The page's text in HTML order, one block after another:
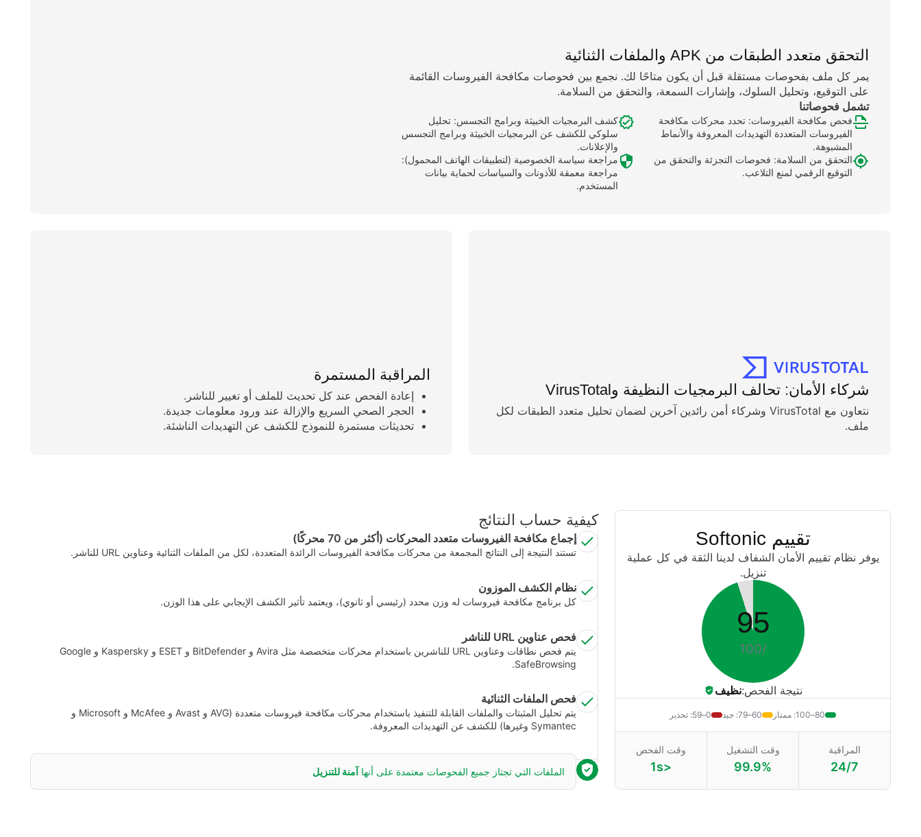
التحقق متعدد الطبقات من APK والملفات الثنائية
يمر كل ملف بفحوصات مستقلة قبل أن يكون متاحًا لك. نجمع بين فحوصات مكافحة الفيروسات القائمة
على التوقيع، وتحليل السلوك، وإشارات السمعة، والتحقق من السلامة.
تشمل فحوصاتنا
فحص مكافحة الفيروسات: تحدد محركات مكافحة
الفيروسات المتعددة التهديدات المعروفة والأنماط
المشبوهة.
كشف البرمجيات الخبيثة وبرامج التجسس: تحليل
سلوكي للكشف عن البرمجيات الخبيثة وبرامج التجسس
والإعلانات.
التحقق من السلامة: فحوصات التجزئة والتحقق من
التوقيع الرقمي لمنع التلاعب.
مراجعة سياسة الخصوصية (لتطبيقات الهاتف المحمول):
مراجعة معمقة للأذونات والسياسات لحماية بيانات
المستخدم.
شركاء الأمان: تحالف البرمجيات النظيفة وVirusTotal
نتعاون مع VirusTotal وشركاء أمن رائدين آخرين لضمان تحليل متعدد الطبقات لكل
ملف.
المراقبة المستمرة
إعادة الفحص عند كل تحديث للملف أو تغيير للناشر.
الحجر الصحي السريع والإزالة عند ورود معلومات جديدة.
تحديثات مستمرة للنموذج للكشف عن التهديدات الناشئة.
تقييم Softonic
يوفر نظام تقييم الأمان الشفاف لدينا الثقة في كل عملية
تنزيل.
95
/100
نتيجة الفحص:نظيف
80–100: ممتاز 60–79: جيد 0–59: تحذير
المراقبة
24/7
وقت التشغيل
99.9%
وقت الفحص
<1s
كيفية حساب النتائج
إجماع مكافحة الفيروسات متعدد المحركات (أكثر من 70 محركًا)
تستند النتيجة إلى النتائج المجمعة من محركات مكافحة الفيروسات الرائدة المتعددة، لكل من الملفات الثنائية وعناوين URL للناشر.
نظام الكشف الموزون
كل برنامج مكافحة فيروسات له وزن محدد (رئيسي أو ثانوي)، ويعتمد تأثير الكشف الإيجابي على هذا الوزن.
فحص عناوين URL للناشر
يتم فحص نطاقات وعناوين URL للناشرين باستخدام محركات متخصصة مثل Avira و BitDefender و ESET و Kaspersky و Google
SafeBrowsing.
فحص الملفات الثنائية
يتم تحليل المثبتات والملفات القابلة للتنفيذ باستخدام محركات مكافحة فيروسات متعددة (AVG و Avast و McAfee و Microsoft و
Symantec وغيرها) للكشف عن التهديدات المعروفة.
الملفات التي تجتاز جميع الفحوصات معتمدة على أنها آمنة للتنزيل